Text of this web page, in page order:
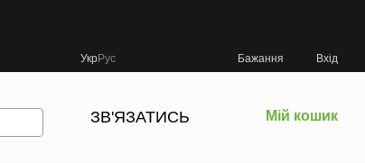
УкрРус Бажання Вхід
ЗВ'ЯЗАТИСЬ Мій кошик